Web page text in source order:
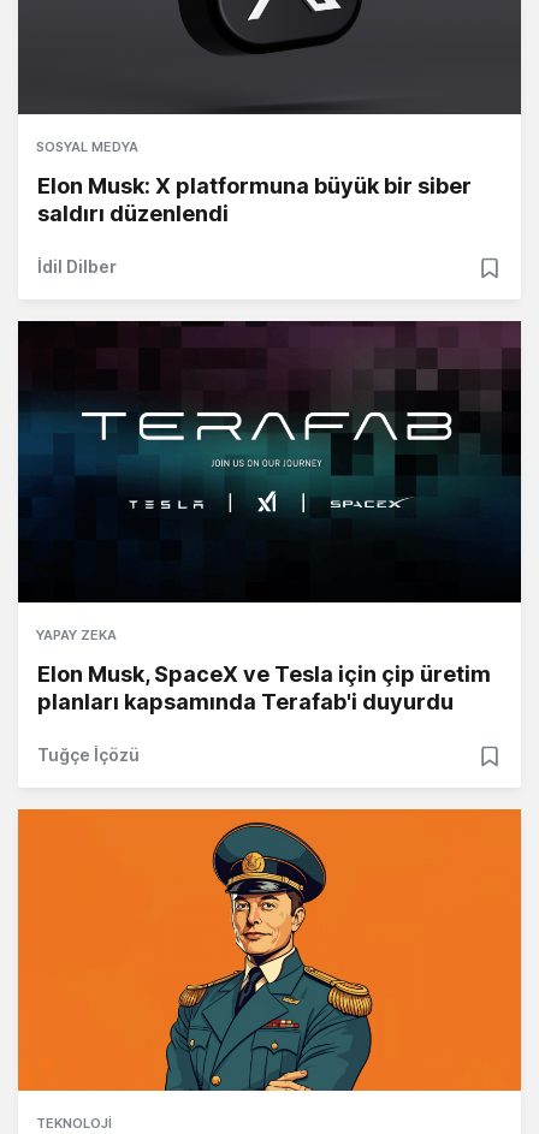
SOSYAL MEDYA
Elon Musk: X platformuna büyük bir siber
saldırı düzenlendi
İdil Dilber
YAPAY ZEKA
Elon Musk, SpaceX ve Tesla için çip üretim
planları kapsamında Terafab'i duyurdu
Tuğçe İçözü
TEKNOLOJI